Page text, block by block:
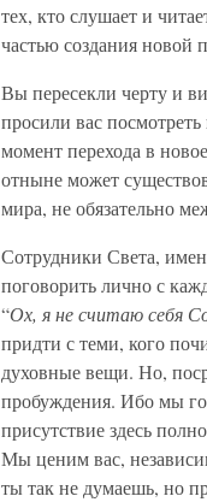
тех, кто слушает и
частью создания новой
Вы пересекли черту и
просили вас
момент перехода в
отныне может
мира, не обязательно
Сотрудники Света,
поговорить лично с
“Ох, я не считаю себя
придти с теми, кого
духовные вещи. Но,
пробуждения. Ибо мы
присутствие здесь
Мы ценим вас,
ты так не думаешь, но